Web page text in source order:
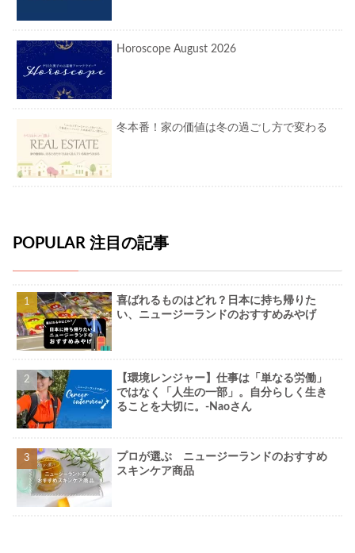
Horoscope August 2026
冬本番！家の価値は冬の過ごし方で変わる
POPULAR 注目の記事
喜ばれるものはどれ？日本に持ち帰りた
い、ニュージーランドのおすすめみやげ
【環境レンジャー】仕事は「単なる労働」
ではなく「人生の一部」。自分らしく生き
ることを大切に。-Naoさん
プロが選ぶ ニュージーランドのおすすめ
スキンケア商品